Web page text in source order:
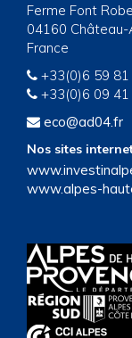
Ferme Font
04160 Château-
France
+33(0)6 59
+33(0)6 09
eco@ad04.fr
Nos sites
www.alpes-